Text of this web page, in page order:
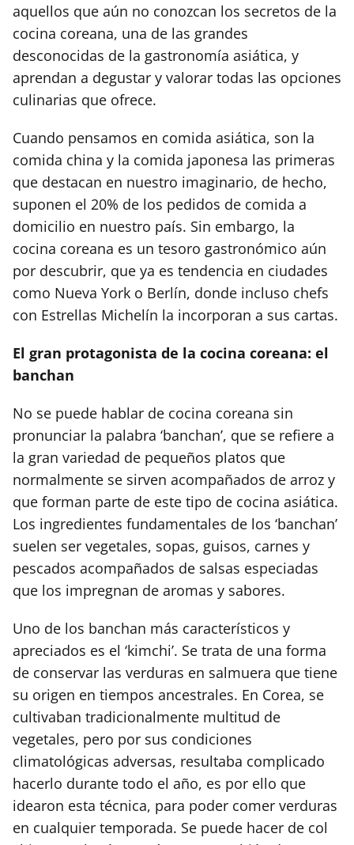
aquellos que aún no conozcan los secretos de la
cocina coreana, una de las grandes
desconocidas de la gastronomía asiática, y
aprendan a degustar y valorar todas las opciones
culinarias que ofrece.
Cuando pensamos en comida asiática, son la
comida china y la comida japonesa las primeras
que destacan en nuestro imaginario, de hecho,
suponen el 20% de los pedidos de comida a
domicilio en nuestro país. Sin embargo, la
cocina coreana es un tesoro gastronómico aún
por descubrir, que ya es tendencia en ciudades
como Nueva York o Berlín, donde incluso chefs
con Estrellas Michelín la incorporan a sus cartas.
El gran protagonista de la cocina coreana: el
banchan
No se puede hablar de cocina coreana sin
pronunciar la palabra ‘banchan’, que se refiere a
la gran variedad de pequeños platos que
normalmente se sirven acompañados de arroz y
que forman parte de este tipo de cocina asiática.
Los ingredientes fundamentales de los ‘banchan’
suelen ser vegetales, sopas, guisos, carnes y
pescados acompañados de salsas especiadas
que los impregnan de aromas y sabores.
Uno de los banchan más característicos y
apreciados es el ‘kimchi’. Se trata de una forma
de conservar las verduras en salmuera que tiene
su origen en tiempos ancestrales. En Corea, se
cultivaban tradicionalmente multitud de
vegetales, pero por sus condiciones
climatológicas adversas, resultaba complicado
hacerlo durante todo el año, es por ello que
idearon esta técnica, para poder comer verduras
en cualquier temporada. Se puede hacer de col